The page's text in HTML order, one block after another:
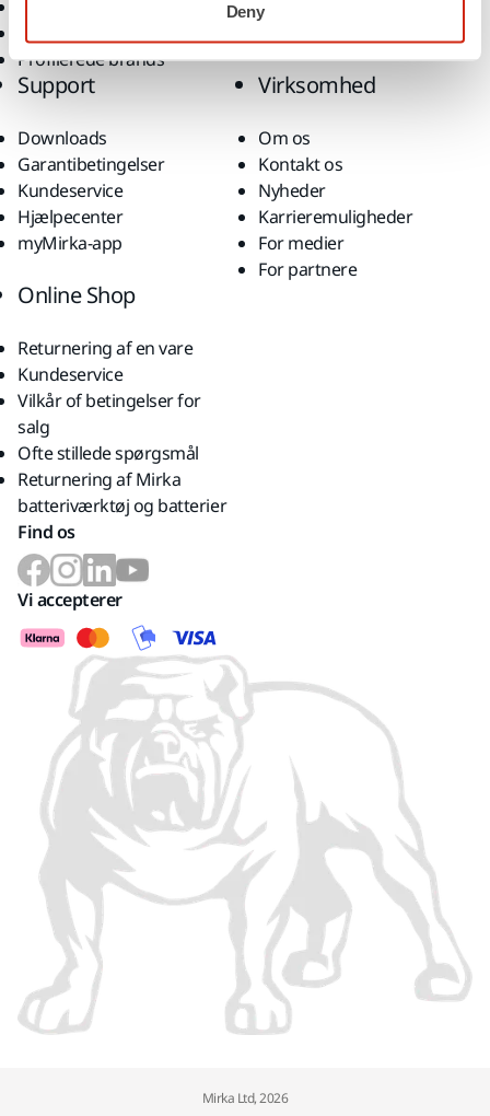
Deny
Profilerede brands
Support
Downloads
Garantibetingelser
Kundeservice
Hjælpecenter
myMirka-app
Virksomhed
Om os
Kontakt os
Nyheder
Karrieremuligheder
For medier
For partnere
Online Shop
Returnering af en vare
Kundeservice
Vilkår of betingelser for
salg
Ofte stillede spørgsmål
Returnering af Mirka
batteriværktøj og batterier
Find os
Vi accepterer
Mirka Ltd, 2026